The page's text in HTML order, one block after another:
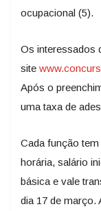
ocupacional (5).
Os interessados
site
Após o
uma taxa de
Cada função
horária, salário
básica e vale
dia 17 de março.